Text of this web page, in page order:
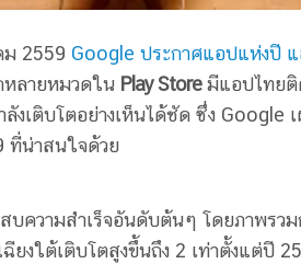
ม 2559 Google ประกาศแอปแห่งปี
หลายหมวดใน Play Storeมีแอปไทยติ
งเติบโตอย่างเห็นได้ชัด ซึ่ง Google
ที่น่าสนใจด้วย
ความสำเร็จอันดับต้นๆ โดยภาพรวม
ฉียงใต้เติบโตสูงขึ้นถึง 2 เท่าตั้งแต่ปี